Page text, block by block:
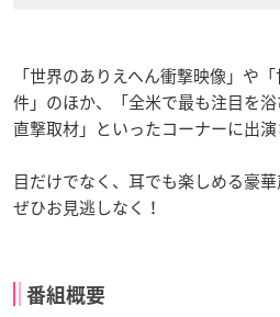
「世界のありえへん衝撃映像」や
件」のほか、「全米で最も注目を
直撃取材」といったコーナーに出演
目だけでなく、耳でも楽しめる豪華
ぜひお見逃しなく！
番組概要